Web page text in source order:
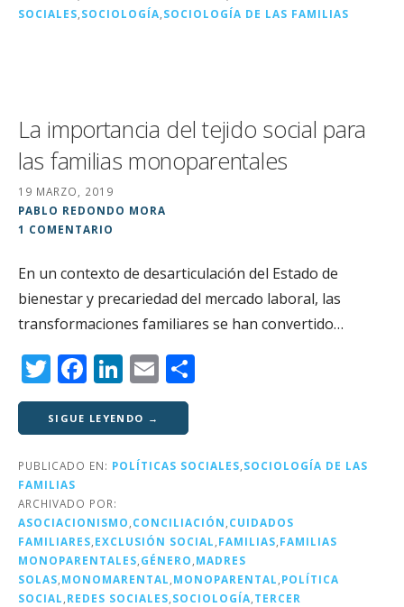
SOCIALES SOCIOLOGÍA SOCIOLOGÍA DE LAS FAMILIAS
La importancia del tejido social para
las familias monoparentales
19 MARZO, 2019
PABLO REDONDO MORA
1 COMENTARIO
En un contexto de desarticulación del Estado de
bienestar y precariedad del mercado laboral, las
transformaciones familiares se han convertido…
T
w
it
te
r
F
a
c
e
o
o
k
Li
n
k
e
n
E
m
ai
l p
rt
ir
SIGUE LEYENDO →
PUBLICADO EN: POLÍTICAS SOCIALES,SOCIOLOGÍA DE LAS
FAMILIAS
ARCHIVADO POR:
ASOCIACIONISMO,CONCILIACIÓN,CUIDADOS
FAMILIARES,EXCLUSIÓN SOCIAL,FAMILIAS,FAMILIAS
MONOPARENTALES,GÉNERO,MADRES
SOLAS,MONOMARENTAL,MONOPARENTAL,POLÍTICA
SOCIAL,REDES SOCIALES,SOCIOLOGÍA,TERCER